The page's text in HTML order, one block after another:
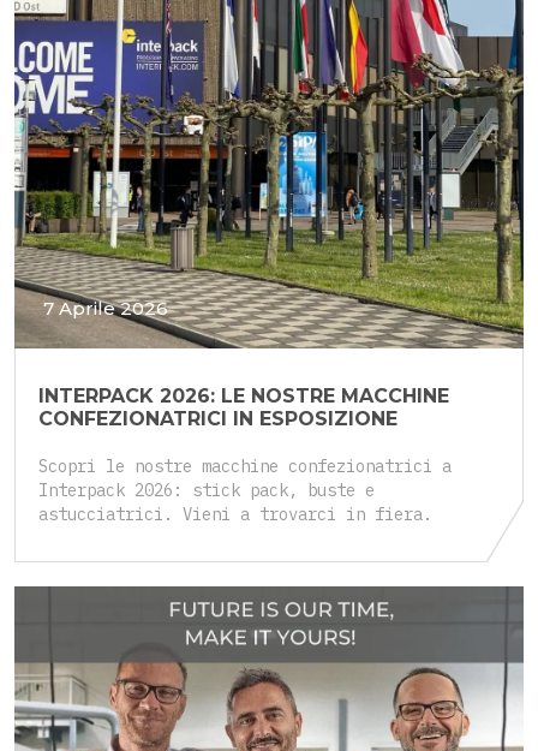
7 Aprile 2026
INTERPACK 2026: LE NOSTRE MACCHINE
CONFEZIONATRICI IN ESPOSIZIONE
Scopri le nostre macchine confezionatrici a
Interpack 2026: stick pack, buste e
astucciatrici. Vieni a trovarci in fiera.